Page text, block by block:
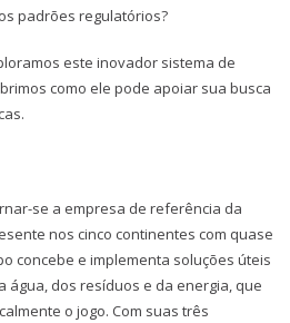
padrões regulatórios?
este inovador sistema de
como ele pode apoiar sua busca
se a empresa de referência da
nos cinco continentes com quase
concebe e implementa soluções úteis
água, dos resíduos e da energia, que
o jogo. Com suas três